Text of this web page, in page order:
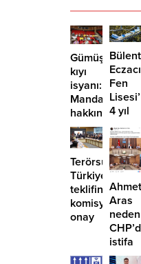
Gümüşlük’te
kıyı
isyanı:
Mandalinci
hakkında
suç
duyurusu
Bülent
Fen
4 yıl
geçti,
hâlâ
proje
Terörsüz
Türkiye
teklifine
komisyondan
onay
Ahmet
Aras
neden
istifa